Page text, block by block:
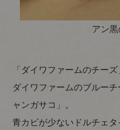
アン
「ダイワファームのチーズ
ダイワファームのブルー
ャンガサコ」。
青カビが少ないドルチェタ